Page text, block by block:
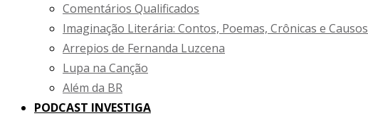
Comentários Qualificados
Imaginação Literária: Contos, Poemas, Crônicas e Causos
Arrepios de Fernanda Luzcena
Lupa na Canção
Além da BR
PODCAST INVESTIGA